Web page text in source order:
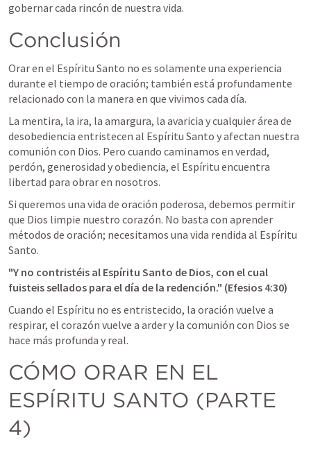
gobernar cada rincón de nuestra vida.
Conclusión
Orar en el Espíritu Santo no es solamente una experiencia
durante el tiempo de oración; también está profundamente
relacionado con la manera en que vivimos cada día.
La mentira, la ira, la amargura, la avaricia y cualquier área de
desobediencia entristecen al Espíritu Santo y afectan nuestra
comunión con Dios. Pero cuando caminamos en verdad,
perdón, generosidad y obediencia, el Espíritu encuentra
libertad para obrar en nosotros.
Si queremos una vida de oración poderosa, debemos permitir
que Dios limpie nuestro corazón. No basta con aprender
métodos de oración; necesitamos una vida rendida al Espíritu
Santo.
"Y no contristéis al Espíritu Santo de Dios, con el cual
fuisteis sellados para el día de la redención." (Efesios 4:30)
Cuando el Espíritu no es entristecido, la oración vuelve a
respirar, el corazón vuelve a arder y la comunión con Dios se
hace más profunda y real.
CÓMO ORAR EN EL
ESPÍRITU SANTO (PARTE
4)